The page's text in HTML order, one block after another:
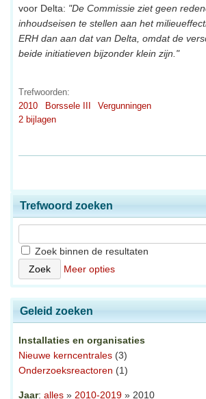
voor Delta: "De Commissie ziet geen
inhoudseisen te stellen aan het
ERH dan aan dat van Delta, omdat de
beide initiatieven bijzonder klein zijn."
Trefwoorden:
2010
Borssele III
Vergunningen
2 bijlagen
Trefwoord zoeken
Zoek binnen de resultaten
Meer opties
Geleid zoeken
Installaties en organisaties
Nieuwe kerncentrales (3)
Onderzoeksreactoren (1)
Jaar: alles » 2010-2019 » 2010